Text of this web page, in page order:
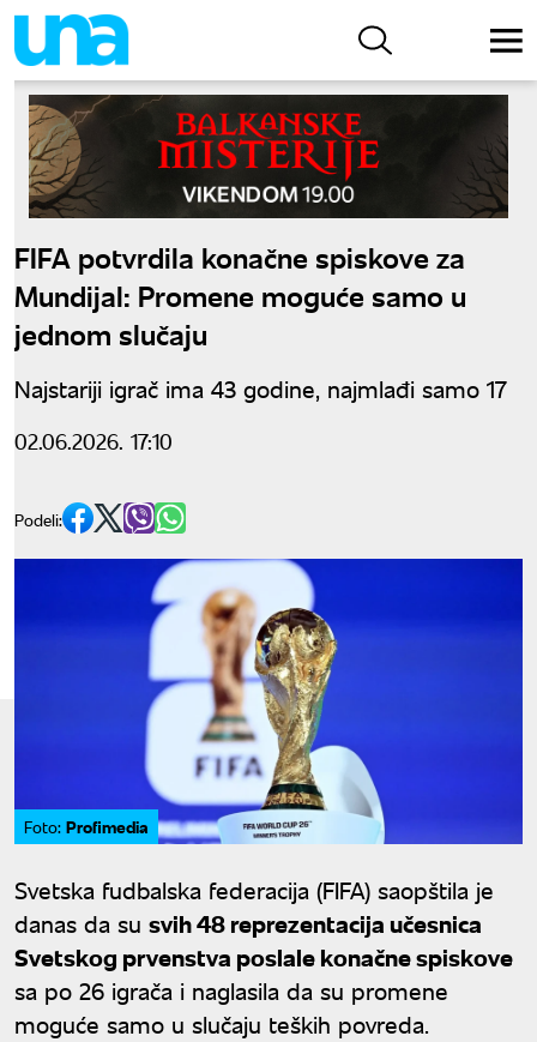
FIFA potvrdila konačne spiskove za
Mundijal: Promene moguće samo u
jednom slučaju
Najstariji igrač ima 43 godine, najmlađi samo 17
02.06.2026. 17:10
Podeli:
Foto: Profimedia
Svetska fudbalska federacija (FIFA) saopštila je
danas da su svih 48 reprezentacija učesnica
Svetskog prvenstva poslale konačne spiskove
sa po 26 igrača i naglasila da su promene
moguće samo u slučaju teških povreda.